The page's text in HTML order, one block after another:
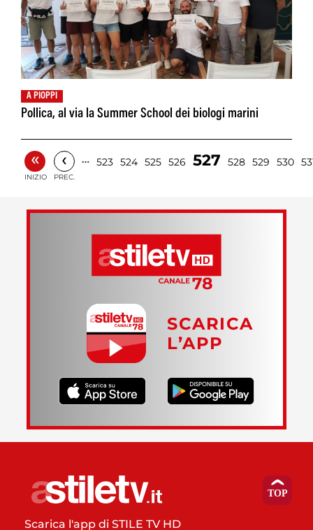
A PIOPPI
Pollica, al via la Summer School dei biologi marini
«
INIZIO
‹
PREC.
… 523 524 525 526 527 528 529 530
SCARICA
L’APP
Scarica l'app di STILE TV HD